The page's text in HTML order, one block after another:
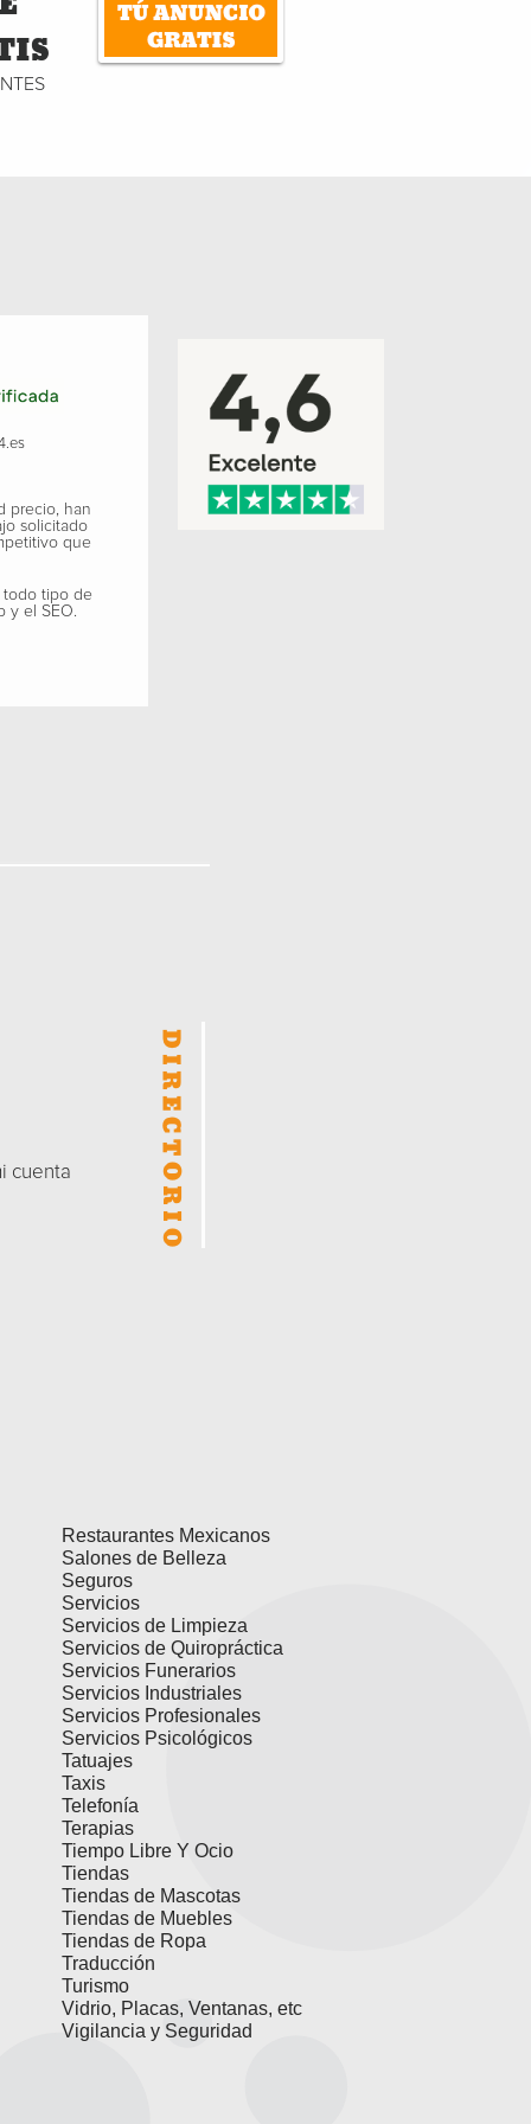
precio, han
solicitado
que
todo tipo de
y el SEO.
cuenta
Restaurantes Mexicanos
Salones de Belleza
Seguros
Servicios
Servicios de Limpieza
Servicios de Quiropráctica
Servicios Funerarios
Servicios Industriales
Servicios Profesionales
Servicios Psicológicos
Tatuajes
Taxis
Telefonía
Terapias
Tiempo Libre Y Ocio
Tiendas
Tiendas de Mascotas
Tiendas de Muebles
Tiendas de Ropa
Traducción
Turismo
Vidrio, Placas, Ventanas, etc
Vigilancia y Seguridad